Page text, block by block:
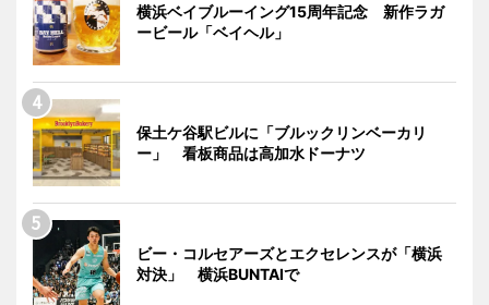
横浜ベイブルーイング15周年記念 新作ラガ
ービール「ベイヘル」
保土ケ谷駅ビルに「ブルックリンベーカリ
ー」 看板商品は高加水ドーナツ
ビー・コルセアーズとエクセレンスが「横浜
対決」 横浜BUNTAIで